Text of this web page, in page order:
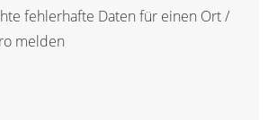
fehlerhafte Daten für einen Ort /
melden